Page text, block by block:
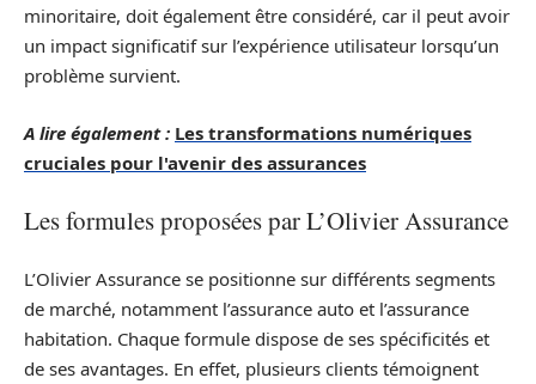
minoritaire, doit également être considéré, car il peut avoir
un impact significatif sur l’expérience utilisateur lorsqu’un
problème survient.
A lire également : Les transformations numériques
cruciales pour l'avenir des assurances
Les formules proposées par L’Olivier Assurance
L’Olivier Assurance se positionne sur différents segments
de marché, notamment l’assurance auto et l’assurance
habitation. Chaque formule dispose de ses spécificités et
de ses avantages. En effet, plusieurs clients témoignent